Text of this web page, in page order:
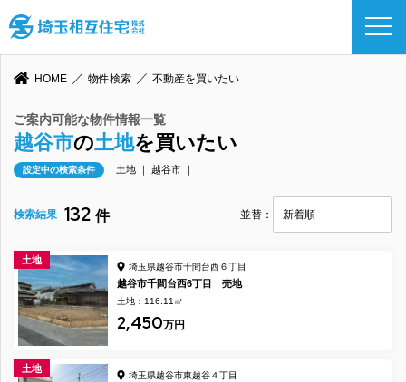
HOME 物件検索 不動産を買いたい
ご案内可能な物件情報一覧
越谷市の土地を買いたい
設定中の検索条件 土地 ｜ 越谷市 ｜
検索結果 132 件 並替：
土地
埼玉県越谷市千間台西６丁目
越谷市千間台西6丁目 売地
土地：116.11㎡
2,450万円
土地
埼玉県越谷市東越谷４丁目